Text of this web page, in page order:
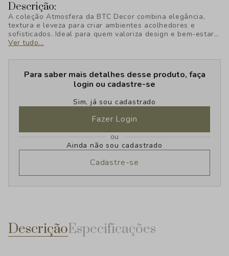
Descrição:
A coleção Atmosfera da BTC Decor combina elegância,
textura e leveza para criar ambientes acolhedores e
sofisticados. Ideal para quem valoriza design e bem-estar,
cada peça foi pensada para transformar seu espaço com
a decoração.
Ver tudo...
Para saber mais detalhes desse produto, faça
login ou cadastre-se
Sim, já sou cadastrado
Fazer Login
ou
Ainda não sou cadastrado
Cadastre-se
DescriçãoEspecificações